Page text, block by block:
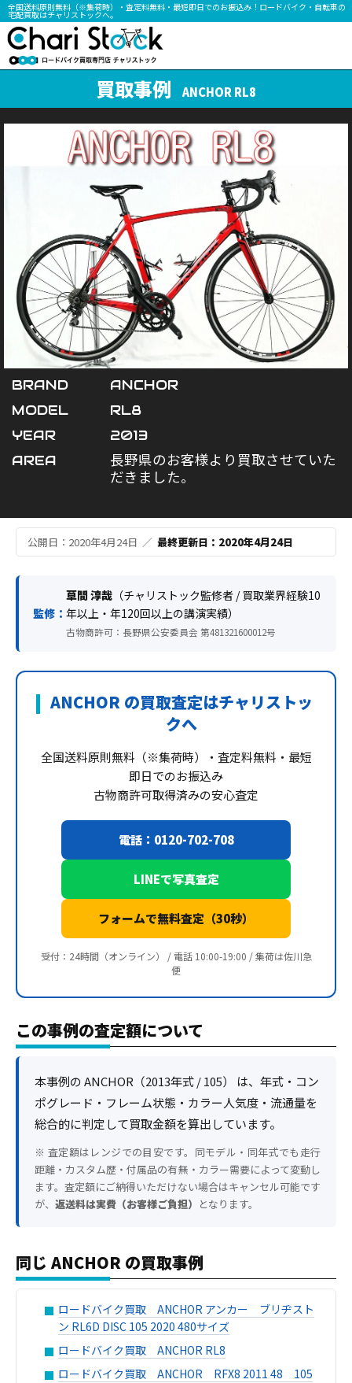
全国送料原則無料（※集荷時）・査定料無料・最短即日でのお振込み！ロードバイク・自転車の
宅配買取はチャリストックへ。
買取事例 ANCHOR RL8
BRAND
ANCHOR
MODEL
RL8
YEAR
2013
AREA
長野県のお客様より買取させていた
だきました。
公開日：2020年4月24日 ／ 最終更新日：2020年4月24日
監修：
草間 淳哉 （チャリストック監修者 / 買取業界経験10
年以上・年120回以上の講演実績）
古物商許可：長野県公安委員会 第481321600012号
ANCHOR の買取査定はチャリストッ
クへ
全国送料原則無料（※集荷時）・査定料無料・最短
即日でのお振込み
古物商許可取得済みの安心査定
電話：0120-702-708
LINEで写真査定
フォームで無料査定（30秒）
受付：24時間（オンライン） / 電話 10:00-19:00 / 集荷は佐川急
便
この事例の査定額について
本事例の ANCHOR（2013年式 / 105） は、年式・コン
ポグレード・フレーム状態・カラー人気度・流通量を
総合的に判定して買取金額を算出しています。
※ 査定額はレンジでの目安です。同モデル・同年式でも走行
距離・カスタム歴・付属品の有無・カラー需要によって変動し
ます。査定額にご納得いただけない場合はキャンセル可能です
が、 返送料は実費（お客様ご負担） となります。
同じ ANCHOR の買取事例
ロードバイク買取 ANCHOR アンカー ブリヂスト
ン RL6D DISC 105 2020 480サイズ
ロードバイク買取 ANCHOR RL8
ロードバイク買取 ANCHOR RFX8 2011 48 105